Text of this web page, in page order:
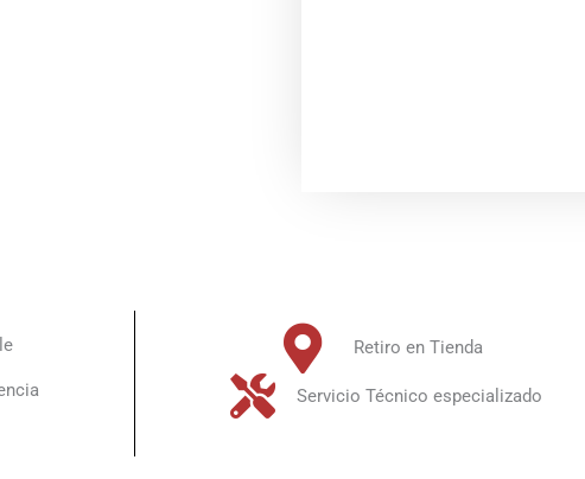
Retiro en Tienda
Servicio Técnico especializado